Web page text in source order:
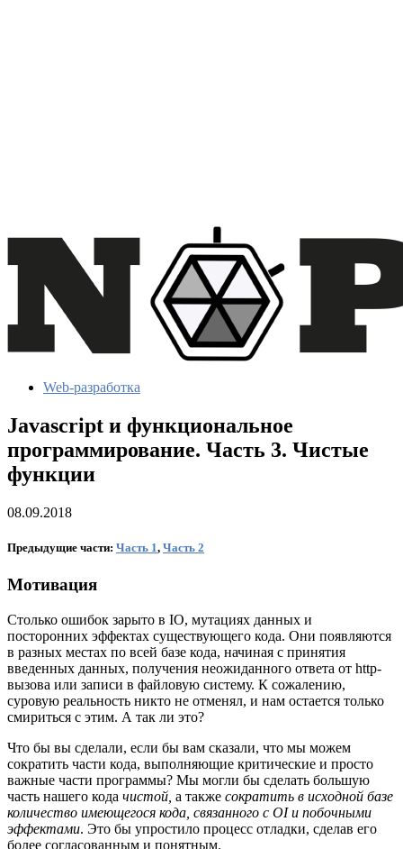
Web-разработка
Javascript и функциональное
программирование. Часть 3. Чистые
функции
08.09.2018
Предыдущие части: Часть 1, Часть 2
Мотивация
Столько ошибок зарыто в IO, мутациях данных и
посторонних эффектах существующего кода. Они появляются
в разных местах по всей базе кода, начиная с принятия
введенных данных, получения неожиданного ответа от http-
вызова или записи в файловую систему. К сожалению,
суровую реальность никто не отменял, и нам остается только
смириться с этим. А так ли это?
Что бы вы сделали, если бы вам сказали, что мы можем
сократить части кода, выполняющие критические и просто
важные части программы? Мы могли бы сделать большую
часть нашего кода чистой, а также сократить в исходной базе
количество имеющегося кода, связанного с OI и побочными
эффектами. Это бы упростило процесс отладки, сделав его
более согласованным и понятным.